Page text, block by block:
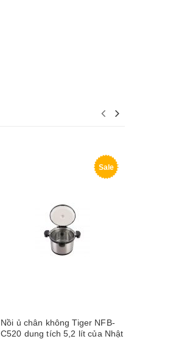
Sale
Nồi ủ chân không Tiger NFB-
C520 dung tích 5,2 lít của Nhật